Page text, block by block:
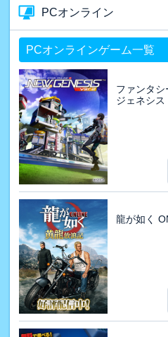
PCオンライン
PCオンラインゲーム一覧
ファンタ
ジェネシス
龍が如く